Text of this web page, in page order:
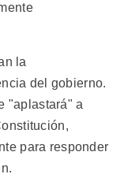
la
del gobierno.
"aplastará" a
para responder